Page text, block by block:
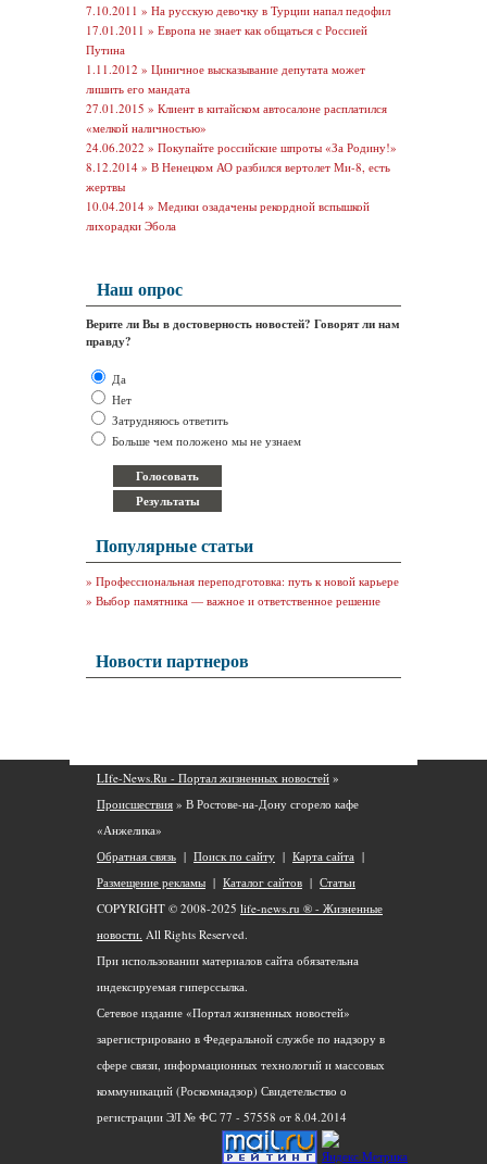
7.10.2011 » На русскую девочку в Турции напал педофил
17.01.2011 » Европа не знает как общаться с Россией
Путина
1.11.2012 » Циничное высказывание депутата может
лишить его мандата
27.01.2015 » Клиент в китайском автосалоне расплатился
«мелкой наличностью»
24.06.2022 » Покупайте российские шпроты «За Родину!»
8.12.2014 » В Ненецком АО разбился вертолет Ми-8, есть
жертвы
10.04.2014 » Медики озадачены рекордной вспышкой
лихорадки Эбола
Наш опрос
Верите ли Вы в достоверность новостей? Говорят ли нам
правду?
Да
Нет
Затрудняюсь ответить
Больше чем положено мы не узнаем
Популярные статьи
» Профессиональная переподготовка: путь к новой карьере
» Выбор памятника — важное и ответственное решение
Новости партнеров
LIfe-News.Ru - Портал жизненных новостей »
Происшествия » В Ростове-на-Дону сгорело кафе
«Анжелика»
Обратная связь | Поиск по сайту | Карта сайта |
Размещение рекламы | Каталог сайтов | Статьи
COPYRIGHT © 2008-2025 life-news.ru ® - Жизненные
новости. All Rights Reserved.
При использовании материалов сайта обязательна
индексируемая гиперссылка.
Сетевое издание «Портал жизненных новостей»
зарегистрировано в Федеральной службе по надзору в
сфере связи, информационных технологий и массовых
коммуникаций (Роскомнадзор) Свидетельство о
регистрации ЭЛ № ФС 77 - 57558 от 8.04.2014